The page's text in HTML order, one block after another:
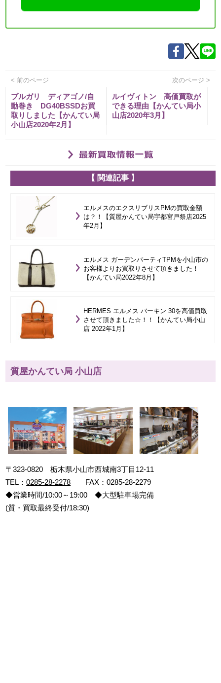
< 前のページ 次のページ >
ブルガリ ディアゴノ/自
動巻き DG40BSSDお買
取りしました【かんてい局
小山店2020年2月】
ルイヴィトン 高価買取が
できる理由【かんてい局小
山店2020年3月】
【 関連記事 】
エルメスのエクスリブリスPMの買取金額
は？！【質屋かんてい局宇都宮戸祭店2025
年2月】
エルメス ガーデンパーティTPMを小山市の
お客様よりお買取りさせて頂きました！
【かんてい局2022年8月】
HERMES エルメス バーキン 30を高価買取
させて頂きました☆！！【かんてい局小山
店 2022年1月】
質屋かんてい局 小山店
〒323-0820 栃木県小山市西城南3丁目12-11
TEL：0285-28-2278 FAX：0285-28-2279
◆営業時間/10:00～19:00 ◆大型駐車場完備
(質・買取最終受付/18:30)